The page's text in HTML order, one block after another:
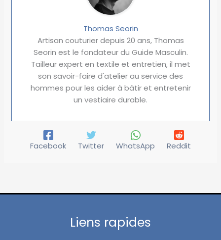
Thomas Seorin
Artisan couturier depuis 20 ans, Thomas
Seorin est le fondateur du Guide Masculin.
Tailleur expert en textile et entretien, il met
son savoir-faire d'atelier au service des
hommes pour les aider à bâtir et entretenir
un vestiaire durable.
Facebook Twitter WhatsApp Reddit
Liens rapides